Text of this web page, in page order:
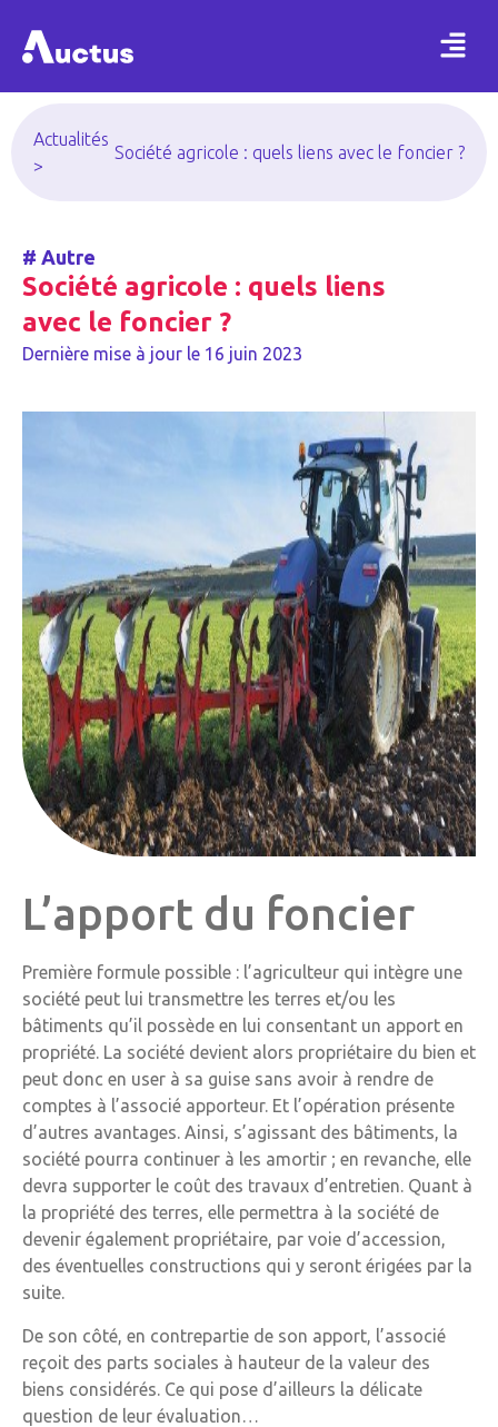
Actualités
>
Société agricole : quels liens avec le foncier ?
# Autre
Société agricole : quels liens
avec le foncier ?
Dernière mise à jour le 16 juin 2023
L’apport du foncier
Première formule possible : l’agriculteur qui intègre une
société peut lui transmettre les terres et/ou les
bâtiments qu’il possède en lui consentant un apport en
propriété. La société devient alors propriétaire du bien et
peut donc en user à sa guise sans avoir à rendre de
comptes à l’associé apporteur. Et l’opération présente
d’autres avantages. Ainsi, s’agissant des bâtiments, la
société pourra continuer à les amortir ; en revanche, elle
devra supporter le coût des travaux d’entretien. Quant à
la propriété des terres, elle permettra à la société de
devenir également propriétaire, par voie d’accession,
des éventuelles constructions qui y seront érigées par la
suite.
De son côté, en contrepartie de son apport, l’associé
reçoit des parts sociales à hauteur de la valeur des
biens considérés. Ce qui pose d’ailleurs la délicate
question de leur évaluation…